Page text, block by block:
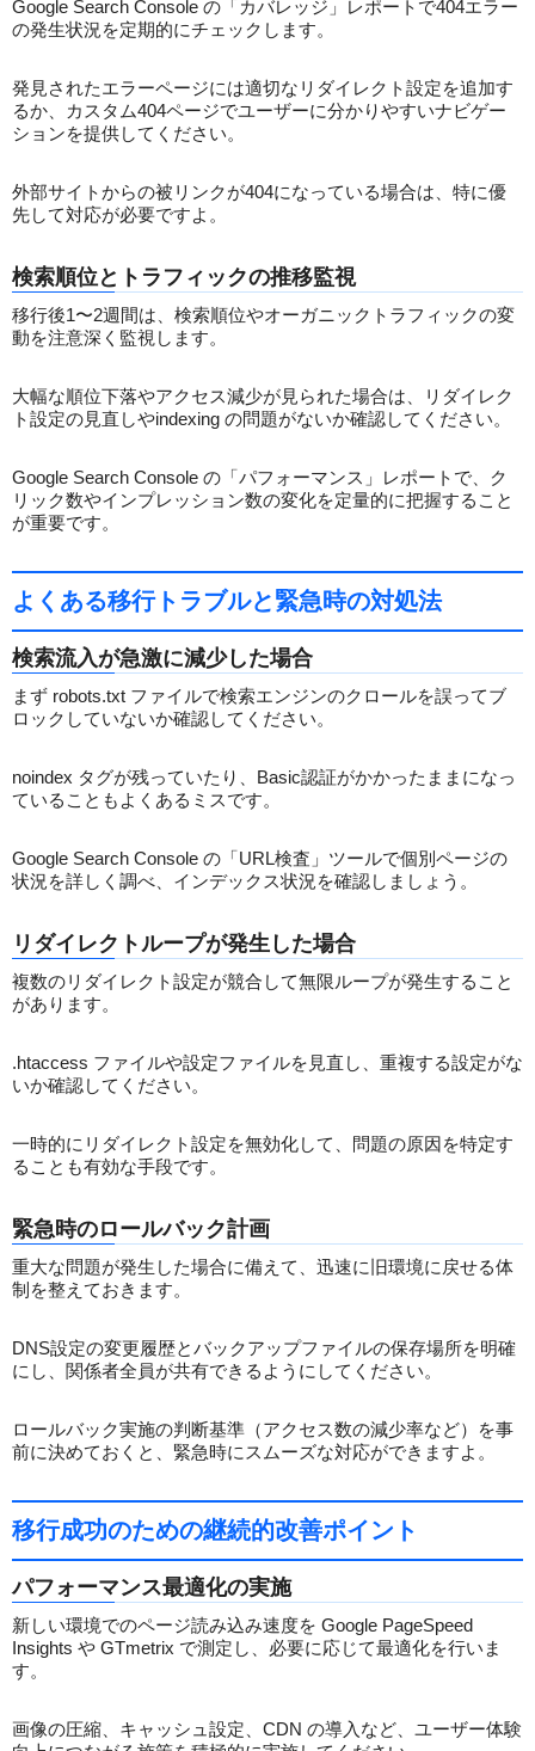
Google Search Console の「カバレッジ」レポートで404エラー
の発生状況を定期的にチェックします。
発見されたエラーページには適切なリダイレクト設定を追加す
るか、カスタム404ページでユーザーに分かりやすいナビゲー
ションを提供してください。
外部サイトからの被リンクが404になっている場合は、特に優
先して対応が必要ですよ。
検索順位とトラフィックの推移監視
移行後1〜2週間は、検索順位やオーガニックトラフィックの変
動を注意深く監視します。
大幅な順位下落やアクセス減少が見られた場合は、リダイレク
ト設定の見直しやindexing の問題がないか確認してください。
Google Search Console の「パフォーマンス」レポートで、ク
リック数やインプレッション数の変化を定量的に把握すること
が重要です。
よくある移行トラブルと緊急時の対処法
検索流入が急激に減少した場合
まず robots.txt ファイルで検索エンジンのクロールを誤ってブ
ロックしていないか確認してください。
noindex タグが残っていたり、Basic認証がかかったままになっ
ていることもよくあるミスです。
Google Search Console の「URL検査」ツールで個別ページの
状況を詳しく調べ、インデックス状況を確認しましょう。
リダイレクトループが発生した場合
複数のリダイレクト設定が競合して無限ループが発生すること
があります。
.htaccess ファイルや設定ファイルを見直し、重複する設定がな
いか確認してください。
一時的にリダイレクト設定を無効化して、問題の原因を特定す
ることも有効な手段です。
緊急時のロールバック計画
重大な問題が発生した場合に備えて、迅速に旧環境に戻せる体
制を整えておきます。
DNS設定の変更履歴とバックアップファイルの保存場所を明確
にし、関係者全員が共有できるようにしてください。
ロールバック実施の判断基準（アクセス数の減少率など）を事
前に決めておくと、緊急時にスムーズな対応ができますよ。
移行成功のための継続的改善ポイント
パフォーマンス最適化の実施
新しい環境でのページ読み込み速度を Google PageSpeed
Insights や GTmetrix で測定し、必要に応じて最適化を行いま
す。
画像の圧縮、キャッシュ設定、CDN の導入など、ユーザー体験